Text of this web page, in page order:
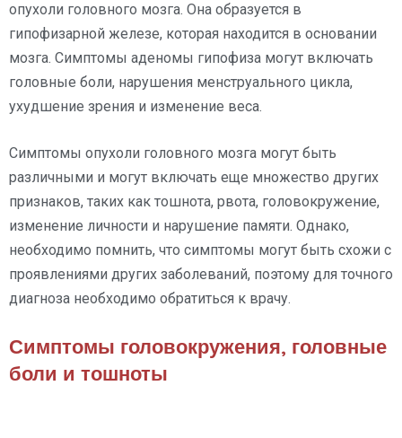
опухоли головного мозга. Она образуется в
гипофизарной железе, которая находится в основании
мозга. Симптомы аденомы гипофиза могут включать
головные боли, нарушения менструального цикла,
ухудшение зрения и изменение веса.
Симптомы опухоли головного мозга могут быть
различными и могут включать еще множество других
признаков, таких как тошнота, рвота, головокружение,
изменение личности и нарушение памяти. Однако,
необходимо помнить, что симптомы могут быть схожи с
проявлениями других заболеваний, поэтому для точного
диагноза необходимо обратиться к врачу.
Симптомы головокружения, головные
боли и тошноты